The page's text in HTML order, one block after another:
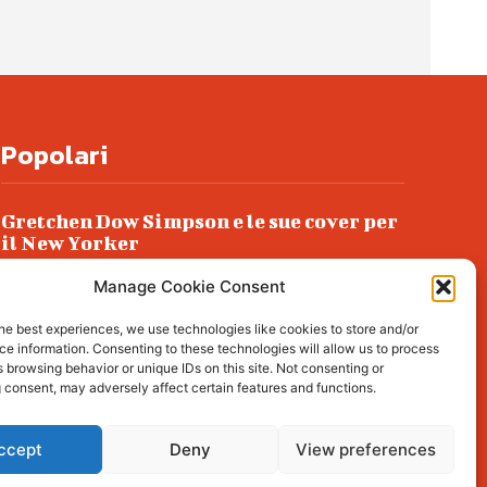
Manage Cookie Consent
best experiences, we use technologies like cookies to store and/or
information. Consenting to these technologies will allow us to process
browsing behavior or unique IDs on this site. Not consenting or
may adversely affect certain features and functions.
Deny View preferences
Popolari
Gretchen Dow Simpson e le sue cover per
il New Yorker
Ancora dossieraggi e schedature
Podlech, il Cile lo ha condannato
all’ergastolo
Era ubriaca…